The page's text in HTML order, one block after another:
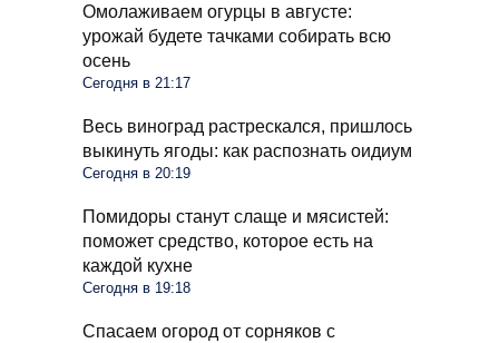
Омолаживаем огурцы в августе:
урожай будете тачками собирать всю
осень
Сегодня в 21:17
Весь виноград растрескался, пришлось
выкинуть ягоды: как распознать оидиум
Сегодня в 20:19
Помидоры станут слаще и мясистей:
поможет средство, которое есть на
каждой кухне
Сегодня в 19:18
Спасаем огород от сорняков с